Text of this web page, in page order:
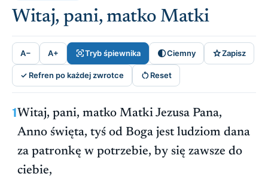
Witaj, pani, matko Matki
A− A+ Tryb śpiewnika Ciemny Zapisz
✓ Refren po każdej zwrotce Reset
1Witaj, pani, matko Matki Jezusa Pana,
Anno święta, tyś od Boga jest ludziom dana
za patronkę w potrzebie, by się zawsze do
ciebie,